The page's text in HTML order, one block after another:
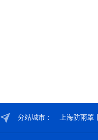
分站城市： 上海防雨罩丨